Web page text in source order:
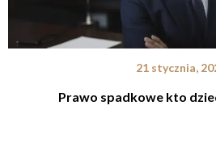
21 stycznia,
Prawo spadkowe kto